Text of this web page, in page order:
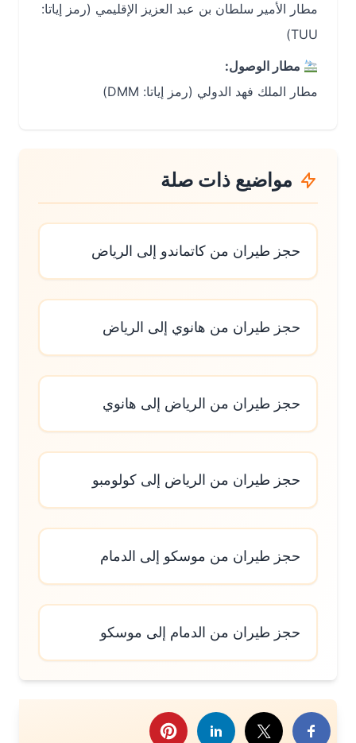
مطار الأمير سلطان بن عبد العزيز الإقليمي (رمز إياتا:
مطار الوصول:
مطار الملك فهد الدولي (رمز إياتا: DMM)
مواضيع ذات صلة
حجز طيران من كاتماندو إلى الرياض
حجز طيران من هانوي إلى الرياض
حجز طيران من الرياض إلى هانوي
حجز طيران من الرياض إلى كولومبو
حجز طيران من موسكو إلى الدمام
حجز طيران من الدمام إلى موسكو
هذا الموضوع